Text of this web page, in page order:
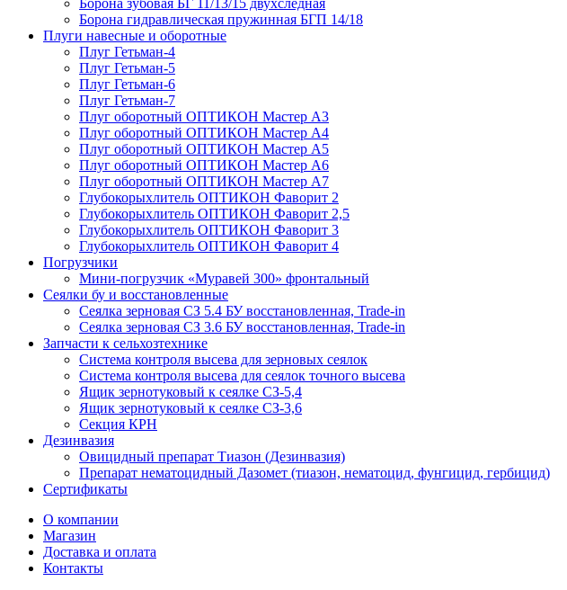
Борона зубовая БГ 11/13/15 двухследная
Борона гидравлическая пружинная БГП 14/18
Плуги навесные и оборотные
Плуг Гетьман-4
Плуг Гетьман-5
Плуг Гетьман-6
Плуг Гетьман-7
Плуг оборотный ОПТИКОН Мастер А3
Плуг оборотный ОПТИКОН Мастер А4
Плуг оборотный ОПТИКОН Мастер А5
Плуг оборотный ОПТИКОН Мастер А6
Плуг оборотный ОПТИКОН Мастер А7
Глубокорыхлитель ОПТИКОН Фаворит 2
Глубокорыхлитель ОПТИКОН Фаворит 2,5
Глубокорыхлитель ОПТИКОН Фаворит 3
Глубокорыхлитель ОПТИКОН Фаворит 4
Погрузчики
Мини-погрузчик «Муравей 300» фронтальный
Сеялки бу и восстановленные
Сеялка зерновая СЗ 5.4 БУ восстановленная, Trade-in
Сеялка зерновая СЗ 3.6 БУ восстановленная, Trade-in
Запчасти к сельхозтехнике
Система контроля высева для зерновых сеялок
Система контроля высева для сеялок точного высева
Ящик зернотуковый к сеялке СЗ-5,4
Ящик зернотуковый к сеялке СЗ-3,6
Секция КРН
Дезинвазия
Овицидный препарат Тиазон (Дезинвазия)
Препарат нематоцидный Дазомет (тиазон, нематоцид, фунгицид, гербицид)
Сертификаты
О компании
Магазин
Доставка и оплата
Контакты